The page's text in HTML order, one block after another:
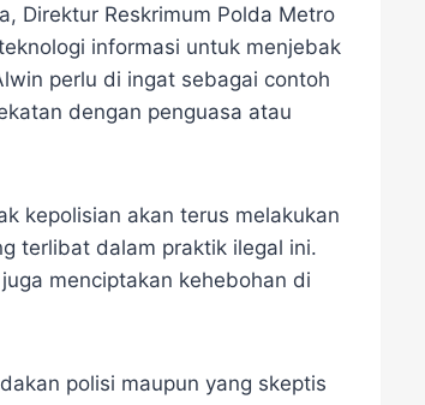
Direktur Reskrimum Polda Metro
informasi untuk menjebak
perlu di ingat sebagai contoh
dengan penguasa atau
kepolisian akan terus melakukan
terlibat dalam praktik ilegal ini.
menciptakan kehebohan di
polisi maupun yang skeptis